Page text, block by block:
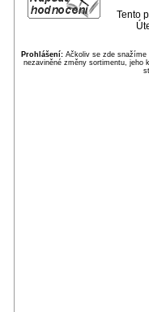
Tento
Prohlášení:Ačkoliv se zde snažíme
nezaviněné změny sortimentu, jeho